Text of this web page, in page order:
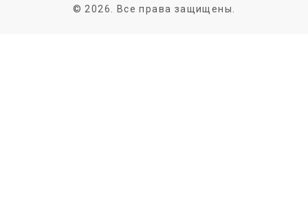
© 2026. Все права защищены.